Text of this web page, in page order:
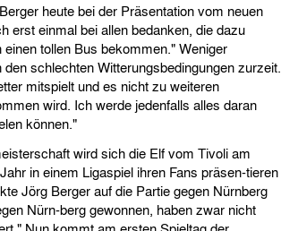
heute bei der Präsentation vom neuen
erst einmal bei allen bedanken, die dazu
tollen Bus bekommen." Weniger
schlechten Witterungsbedingungen zurzeit.
mitspielt und es nicht zu weiteren
wird. Ich werde jedenfalls alles daran
können."
wird sich die Elf vom Tivoli am
in einem Ligaspiel ihren Fans präsen-tieren
Jörg Berger auf die Partie gegen Nürnberg
Nürn-berg gewonnen, haben zwar nicht